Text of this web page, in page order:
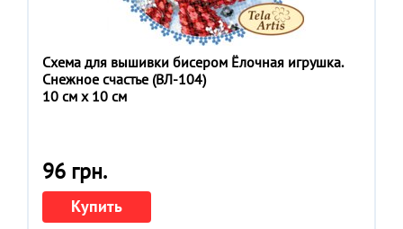
Схема для вышивки бисером Ёлочная игрушка.
Снежное счастье (ВЛ-104)
10 см x 10 см
96 грн.
Купить